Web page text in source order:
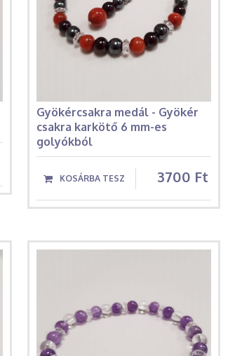
Gyökércsakra medál - Gyökér
csakra karkötő 6 mm-es
golyókból
3700 Ft